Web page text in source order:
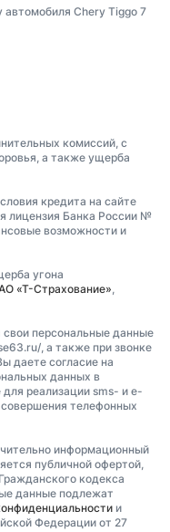
автомобиля Chery Tiggo 7
комиссий, с
а также ущерба
кредита на сайте
лицензия Банка России №
возможности и
угона
«Т-Страхование»
персональные данные
, а также при звонке
даете согласие на
данных в
реализации sms- и e-
телефонных
информационный
публичной офертой,
кодекса
данные подлежат
и
Федерации от 27